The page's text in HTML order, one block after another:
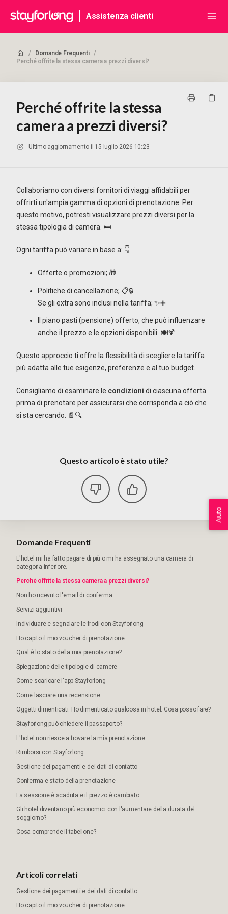
Assistenza clienti
/ Domande Frequenti /
Perché offrite la stessa camera a prezzi diversi?
Perché offrite la stessa
camera a prezzi diversi?
Ultimo aggiornamento il 15 luglio 2026 10:23
Collaboriamo con diversi fornitori di viaggi affidabili per
offrirti un'ampia gamma di opzioni di prenotazione. Per
questo motivo, potresti visualizzare prezzi diversi per la
stessa tipologia di camera. 🛏️
Ogni tariffa può variare in base a: 👇
Offerte o promozioni; 🎁
Politiche di cancellazione; 📋🔒
Se gli extra sono inclusi nella tariffa; ✨➕
Il piano pasti (pensione) offerto, che può influenzare
anche il prezzo e le opzioni disponibili. 🍽️🍹
Questo approccio ti offre la flessibilità di scegliere la tariffa
più adatta alle tue esigenze, preferenze e al tuo budget.
Consigliamo di esaminare le condizioni di ciascuna offerta
prima di prenotare per assicurarsi che corrisponda a ciò che
si sta cercando. 📄🔍
Questo articolo è stato utile?
Domande Frequenti
L'hotel mi ha fatto pagare di più o mi ha assegnato una camera di
categoria inferiore.
Perché offrite la stessa camera a prezzi diversi?
Non ho ricevuto l'email di conferma
Servizi aggiuntivi
Individuare e segnalare le frodi con Stayforlong
Ho capito il mio voucher di prenotazione.
Qual è lo stato della mia prenotazione?
Spiegazione delle tipologie di camere
Come scaricare l'app Stayforlong
Come lasciare una recensione
Oggetti dimenticati: Ho dimenticato qualcosa in hotel. Cosa posso fare?
Stayforlong può chiedere il passaporto?
L'hotel non riesce a trovare la mia prenotazione
Rimborsi con Stayforlong
Gestione dei pagamenti e dei dati di contatto
Conferma e stato della prenotazione
La sessione è scaduta e il prezzo è cambiato.
Gli hotel diventano più economici con l'aumentare della durata del
soggiorno?
Cosa comprende il tabellone?
Articoli correlati
Gestione dei pagamenti e dei dati di contatto
Ho capito il mio voucher di prenotazione.
Aiuto